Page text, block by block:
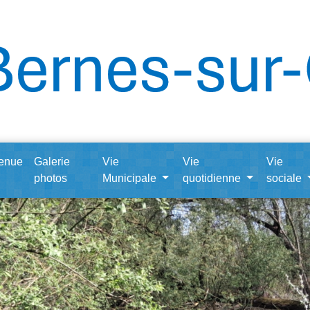
Galerie
photos
Vie
Municipale
Vie
quotidienne
Vie
sociale